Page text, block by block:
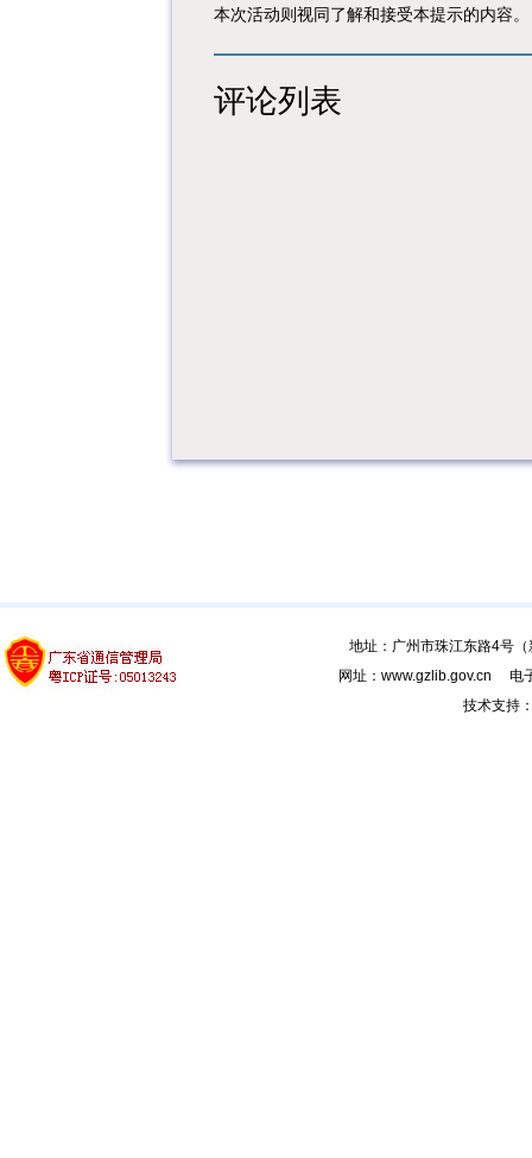
本次活动则视同了解和接受本提示的内容。
评论列表
地址：广州市珠江东路4
网址：www.gzlib.gov.cn 电
技术支持